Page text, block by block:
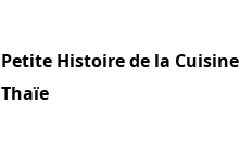
Petite Histoire de la Cuisine
Thaïe